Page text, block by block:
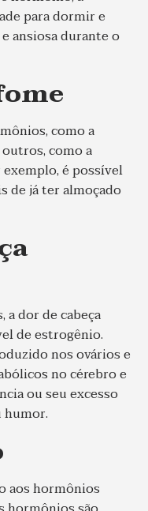
para dormir e
ansiosa durante o
como a
como a
é possível
de já ter almoçado
dor de cabeça
de estrogênio.
nos ovários e
no cérebro e
ou seu excesso
humor.
aos hormônios